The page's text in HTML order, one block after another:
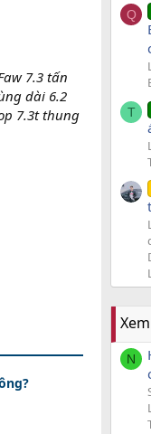
7.3 tấn
dài 6.2
7.3t thung
Q
T
N